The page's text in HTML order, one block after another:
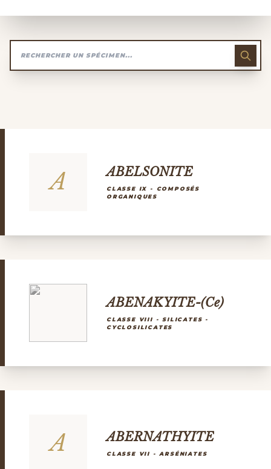
A ABELSONITE
CLASSE IX - COMPOSÉS
ORGANIQUES
ABENAKYITE-(Ce)
CLASSE VIII - SILICATES -
CYCLOSILICATES
A ABERNATHYITE
CLASSE VII - ARSÉNIATES